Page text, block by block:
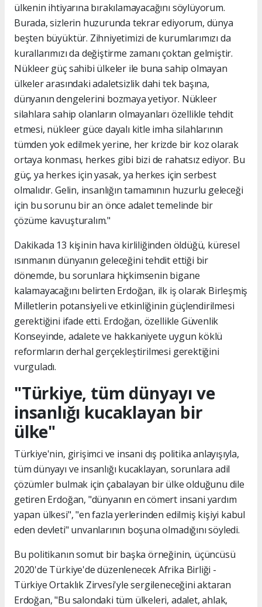
ülkenin ihtiyarına bırakılamayacağını söylüyorum.
Burada, sizlerin huzurunda tekrar ediyorum, dünya
beşten büyüktür. Zihniyetimizi de kurumlarımızı da
kurallarımızı da değiştirme zamanı çoktan gelmiştir.
Nükleer güç sahibi ülkeler ile buna sahip olmayan
ülkeler arasındaki adaletsizlik dahi tek başına,
dünyanın dengelerini bozmaya yetiyor. Nükleer
silahlara sahip olanların olmayanları özellikle tehdit
etmesi, nükleer güce dayalı kitle imha silahlarının
tümden yok edilmek yerine, her krizde bir koz olarak
ortaya konması, herkes gibi bizi de rahatsız ediyor. Bu
güç, ya herkes için yasak, ya herkes için serbest
olmalıdır. Gelin, insanlığın tamamının huzurlu geleceği
için bu sorunu bir an önce adalet temelinde bir
çözüme kavuşturalım."
Dakikada 13 kişinin hava kirliliğinden öldüğü, küresel
ısınmanın dünyanın geleceğini tehdit ettiği bir
dönemde, bu sorunlara hiçkimsenin bigane
kalamayacağını belirten Erdoğan, ilk iş olarak Birleşmiş
Milletlerin potansiyeli ve etkinliğinin güçlendirilmesi
gerektiğini ifade etti. Erdoğan, özellikle Güvenlik
Konseyinde, adalete ve hakkaniyete uygun köklü
reformların derhal gerçekleştirilmesi gerektiğini
vurguladı.
"Türkiye, tüm dünyayı ve
insanlığı kucaklayan bir
ülke"
Türkiye'nin, girişimci ve insani dış politika anlayışıyla,
tüm dünyayı ve insanlığı kucaklayan, sorunlara adil
çözümler bulmak için çabalayan bir ülke olduğunu dile
getiren Erdoğan, "dünyanın en cömert insani yardım
yapan ülkesi", "en fazla yerlerinden edilmiş kişiyi kabul
eden devleti" unvanlarının boşuna olmadığını söyledi.
Bu politikanın somut bir başka örneğinin, üçüncüsü
2020'de Türkiye'de düzenlenecek Afrika Birliği -
Türkiye Ortaklık Zirvesi'yle sergileneceğini aktaran
Erdoğan, "Bu salondaki tüm ülkeleri, adalet, ahlak,